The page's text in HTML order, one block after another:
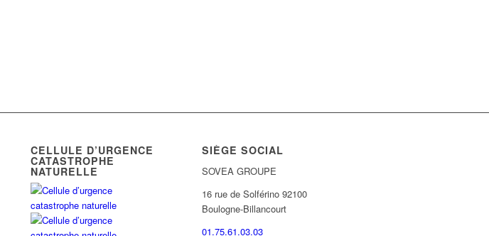
CELLULE D’URGENCE
CATASTROPHE
NATURELLE
SIÈGE SOCIAL
SOVEA GROUPE
16 rue de Solférino 92100
Boulogne-Billancourt
01.75.61.03.03